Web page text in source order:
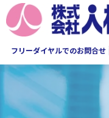
フリーダイヤルでのお問合せ